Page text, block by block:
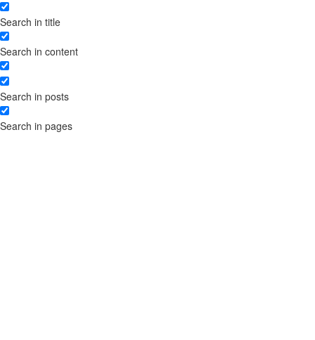
Search in title
Search in content
Search in posts
Search in pages